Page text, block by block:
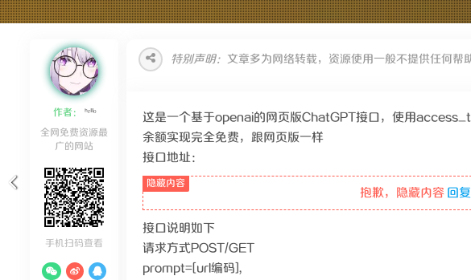
作者：
ᑋᵉᑊᑊᵒ
全网免费资源最
广的网站
手机扫码查看
特别声明： 文章多为网络转载，资源使用一般不提供任何帮
这是一个基于openai的网页版ChatGPT接口，使用
余额实现完全免费，跟网页版一样
接口地址：
抱歉，隐藏内容 回复
接口说明如下
请求方式POST/GET
prompt=[url编码],